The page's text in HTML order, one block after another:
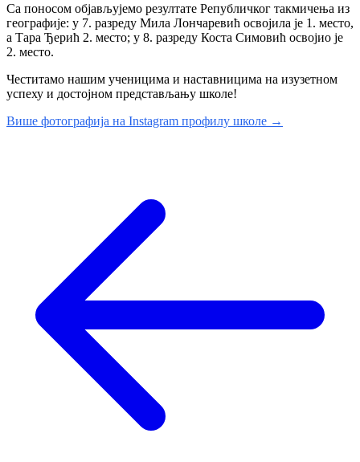
Са поносом објављујемо резултате Републичког такмичења из
географије: у 7. разреду Мила Лончаревић освојила је 1. место,
а Тара Ђерић 2. место; у 8. разреду Коста Симовић освојио је
2. место.
Честитамо нашим ученицима и наставницима на изузетном
успеху и достојном представљању школе!
Више фотографија на Instagram профилу школе →